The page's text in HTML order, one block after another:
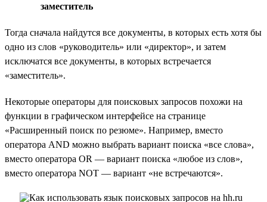
заместитель
Тогда сначала найдутся все документы, в которых есть хотя бы
одно из слов «руководитель» или «директор», и затем
исключатся все документы, в которых встречается
«заместитель».
Некоторые операторы для поисковых запросов похожи на
функции в графическом интерфейсе на странице
«Расширенный поиск по резюме». Например, вместо
оператора AND можно выбрать вариант поиска «все слова»,
вместо оператора OR — вариант поиска «любое из слов»,
вместо оператора NOT — вариант «не встречаются».